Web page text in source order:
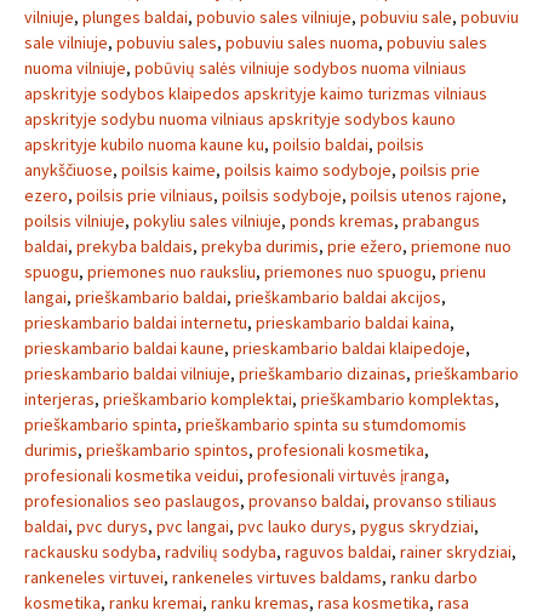
vilniuje, plunges baldai, pobuvio sales vilniuje, pobuviu sale, pobuviu
sale vilniuje, pobuviu sales, pobuviu sales nuoma, pobuviu sales
nuoma vilniuje, pobūvių salės vilniuje sodybos nuoma vilniaus
apskrityje sodybos klaipedos apskrityje kaimo turizmas vilniaus
apskrityje sodybu nuoma vilniaus apskrityje sodybos kauno
apskrityje kubilo nuoma kaune ku, poilsio baldai, poilsis
anykščiuose, poilsis kaime, poilsis kaimo sodyboje, poilsis prie
ezero, poilsis prie vilniaus, poilsis sodyboje, poilsis utenos rajone,
poilsis vilniuje, pokyliu sales vilniuje, ponds kremas, prabangus
baldai, prekyba baldais, prekyba durimis, prie ežero, priemone nuo
spuogu, priemones nuo rauksliu, priemones nuo spuogu, prienu
langai, prieškambario baldai, prieškambario baldai akcijos,
prieskambario baldai internetu, prieskambario baldai kaina,
prieskambario baldai kaune, prieskambario baldai klaipedoje,
prieskambario baldai vilniuje, prieškambario dizainas, prieškambario
interjeras, prieškambario komplektai, prieškambario komplektas,
prieškambario spinta, prieškambario spinta su stumdomomis
durimis, prieškambario spintos, profesionali kosmetika,
profesionali kosmetika veidui, profesionali virtuvės įranga,
profesionalios seo paslaugos, provanso baldai, provanso stiliaus
baldai, pvc durys, pvc langai, pvc lauko durys, pygus skrydziai,
rackausku sodyba, radvilių sodyba, raguvos baldai, rainer skrydziai,
rankeneles virtuvei, rankeneles virtuves baldams, ranku darbo
kosmetika, ranku kremai, ranku kremas, rasa kosmetika, rasa